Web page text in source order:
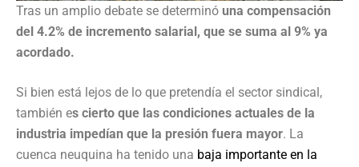
Tras un amplio debate se determinó una compensación
del 4.2% de incremento salarial, que se suma al 9% ya
acordado.
Si bien está lejos de lo que pretendía el sector sindical,
también es cierto que las condiciones actuales de la
industria impedían que la presión fuera mayor. La
cuenca neuquina ha tenido una baja importante en la